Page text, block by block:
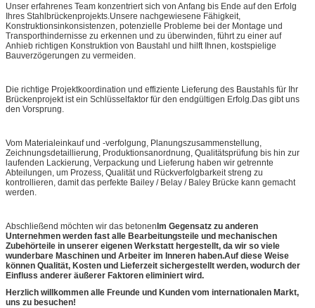
Unser erfahrenes Team konzentriert sich von Anfang bis Ende auf den Erfolg
Ihres Stahlbrückenprojekts.Unsere nachgewiesene Fähigkeit,
Konstruktionsinkonsistenzen, potenzielle Probleme bei der Montage und
Transporthindernisse zu erkennen und zu überwinden, führt zu einer auf
Anhieb richtigen Konstruktion von Baustahl und hilft Ihnen, kostspielige
Bauverzögerungen zu vermeiden.
Die richtige Projektkoordination und effiziente Lieferung des Baustahls für Ihr
Brückenprojekt ist ein Schlüsselfaktor für den endgültigen Erfolg.Das gibt uns
den Vorsprung.
Vom Materialeinkauf und -verfolgung, Planungszusammenstellung,
Zeichnungsdetaillierung, Produktionsanordnung, Qualitätsprüfung bis hin zur
laufenden Lackierung, Verpackung und Lieferung haben wir getrennte
Abteilungen, um Prozess, Qualität und Rückverfolgbarkeit streng zu
kontrollieren, damit das perfekte Bailey / Belay / Baley Brücke kann gemacht
werden.
Abschließend möchten wir das betonenIm Gegensatz zu anderen
Unternehmen werden fast alle Bearbeitungsteile und mechanischen
Zubehörteile in unserer eigenen Werkstatt hergestellt, da wir so viele
wunderbare Maschinen und Arbeiter im Inneren haben.Auf diese Weise
können Qualität, Kosten und Lieferzeit sichergestellt werden, wodurch der
Einfluss anderer äußerer Faktoren eliminiert wird.
Herzlich willkommen alle Freunde und Kunden vom internationalen Markt,
uns zu besuchen!